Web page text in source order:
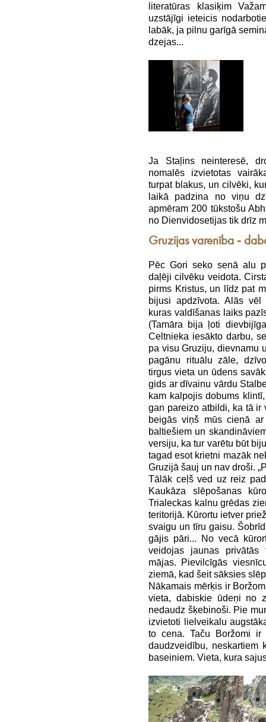
literatūras klasiķim
uzstājīgi ieteicis
labāk, ja pilnu garīgā
dzejas...
Ja Staļins neinteresē,
nomalēs izvietotas
turpat blakus, un cilvēki,
laikā padzina no viņu
apmēram 200 tūkstošu
no Dienvidosetijas tik drīz
Gruzijas varenība -
Pēc Gori seko senā alu
daļēji cilvēku veidota.
pirms Kristus, un līdz pat
bijusi apdzīvota. Alās vēl
kuras valdīšanas laiks
(Tamāra bija ļoti
Celtnieka iesākto darbu,
pa visu Gruziju, dievnamu
pagānu rituālu zāle,
tirgus vieta un ūdens
gids ar dīvainu vārdu
kam kalpojis dobums
gan pareizo atbildi, ka tā ir
beigās viņš mūs cienā
baltiešiem un
versiju, ka tur varētu būt
tagad esot krietni mazāk
Gruzijā šauj un nav droši.
Tālāk ceļš ved uz reiz
Kaukāza slēpošanas
Trialeckas kalnu grēdas
teritorijā. Kūrortu ietver
svaigu un tīru gaisu.
gājis pāri... No vecā
veidojas jaunas privātās
mājas. Pievilcīgās
ziemā, kad šeit sāksies
Nākamais mērķis ir
vieta, dabiskie ūdeņi no
nedaudz šķebinoši. Pie
izvietoti lielveikalu
to cena. Taču Boržomi
daudzveidību, neskartiem
baseiniem. Vieta, kura